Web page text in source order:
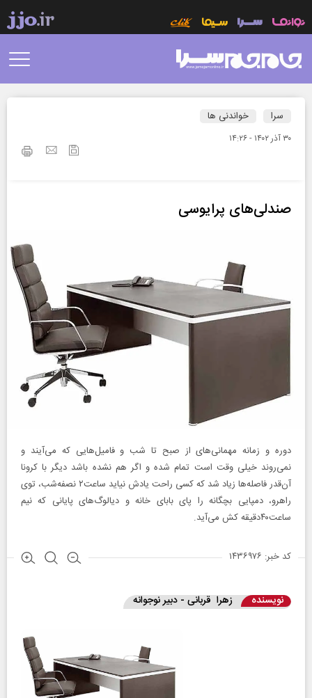
سرا خواندنی ها
۳۰ آذر ۱۴۰۲ - ۱۴:۲۶
صندلی‌های پرایوسی
دوره و زمانه مهمانی‌های از صبح تا شب و فامیل‌هایی که می‌آیند و
نمی‌روند خیلی وقت است تمام شده و اگر هم نشده باشد دیگر با کرونا
آن‌قدر فاصله‌ها زیاد شد که کسی راحت یادش نیاید ساعت۲ نصفه‌شب، توی
راهرو، دمپایی بچگانه را پای بابای خانه و دیالوگ‌های پایانی که نیم
ساعت۴۰دقیقه کش می‌آید.
کد خبر: ۱۴۳۶۹۷۶
نویسنده زهرا قربانی - دبیر نوجوانه